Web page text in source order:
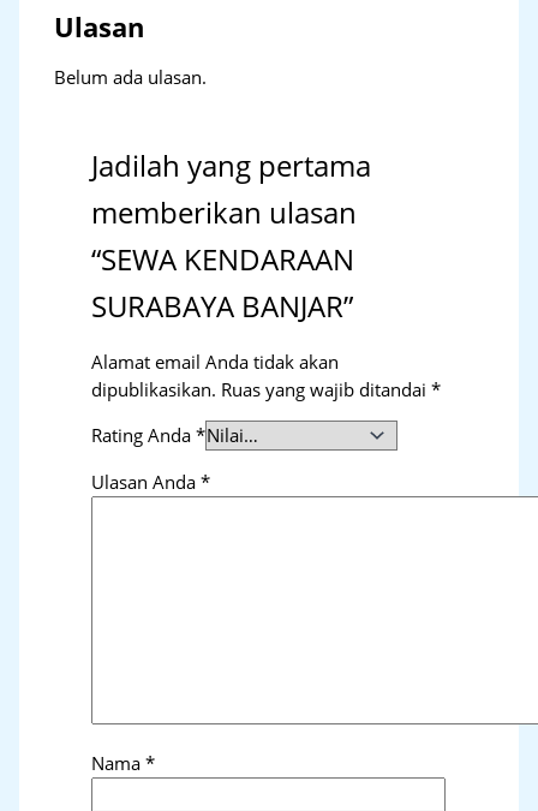
Ulasan
Belum ada ulasan.
Jadilah yang pertama
memberikan ulasan
“SEWA KENDARAAN
SURABAYA BANJAR”
Alamat email Anda tidak akan
dipublikasikan. Ruas yang wajib ditandai*
Rating Anda*
Ulasan Anda*
Nama*